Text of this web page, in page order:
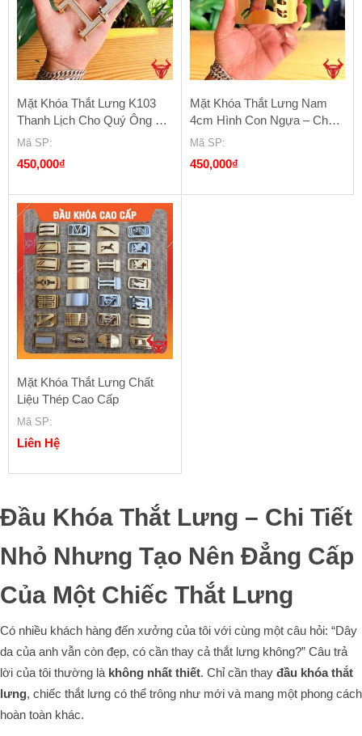
Mặt Khóa Thắt Lưng K103
Thanh Lịch Cho Quý Ông –
Kiểu Ray Trượt
Mã SP:
450,000₫
Mặt Khóa Thắt Lưng Nam
4cm Hình Con Ngựa – Chất
Liệu Đồng – Kiểu Khóa Lăn
Mã SP:
450,000₫
Mặt Khóa Thắt Lưng Chất
Liệu Thép Cao Cấp
Mã SP:
Liên Hệ
Đầu Khóa Thắt Lưng – Chi Tiết
Nhỏ Nhưng Tạo Nên Đẳng Cấp
Của Một Chiếc Thắt Lưng
Có nhiều khách hàng đến xưởng của tôi với cùng một câu hỏi: “Dây
da của anh vẫn còn đẹp, có cần thay cả thắt lưng không?” Câu trả
lời của tôi thường là không nhất thiết. Chỉ cần thay đầu khóa thắt
lưng, chiếc thắt lưng có thể trông như mới và mang một phong cách
hoàn toàn khác.